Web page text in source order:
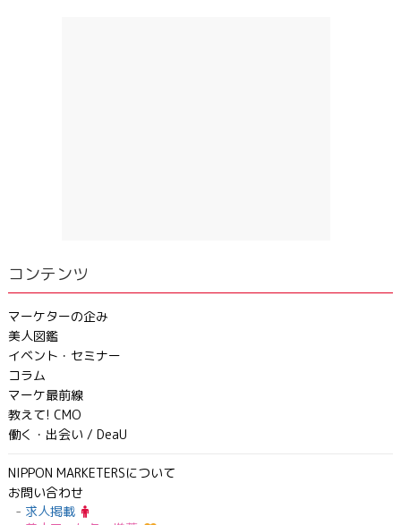
コンテンツ
マーケターの企み
美人図鑑
イベント・セミナー
コラム
マーケ最前線
教えて! CMO
働く・出会い / DeaU
NIPPON MARKETERSについて
お問い合わせ
求人掲載